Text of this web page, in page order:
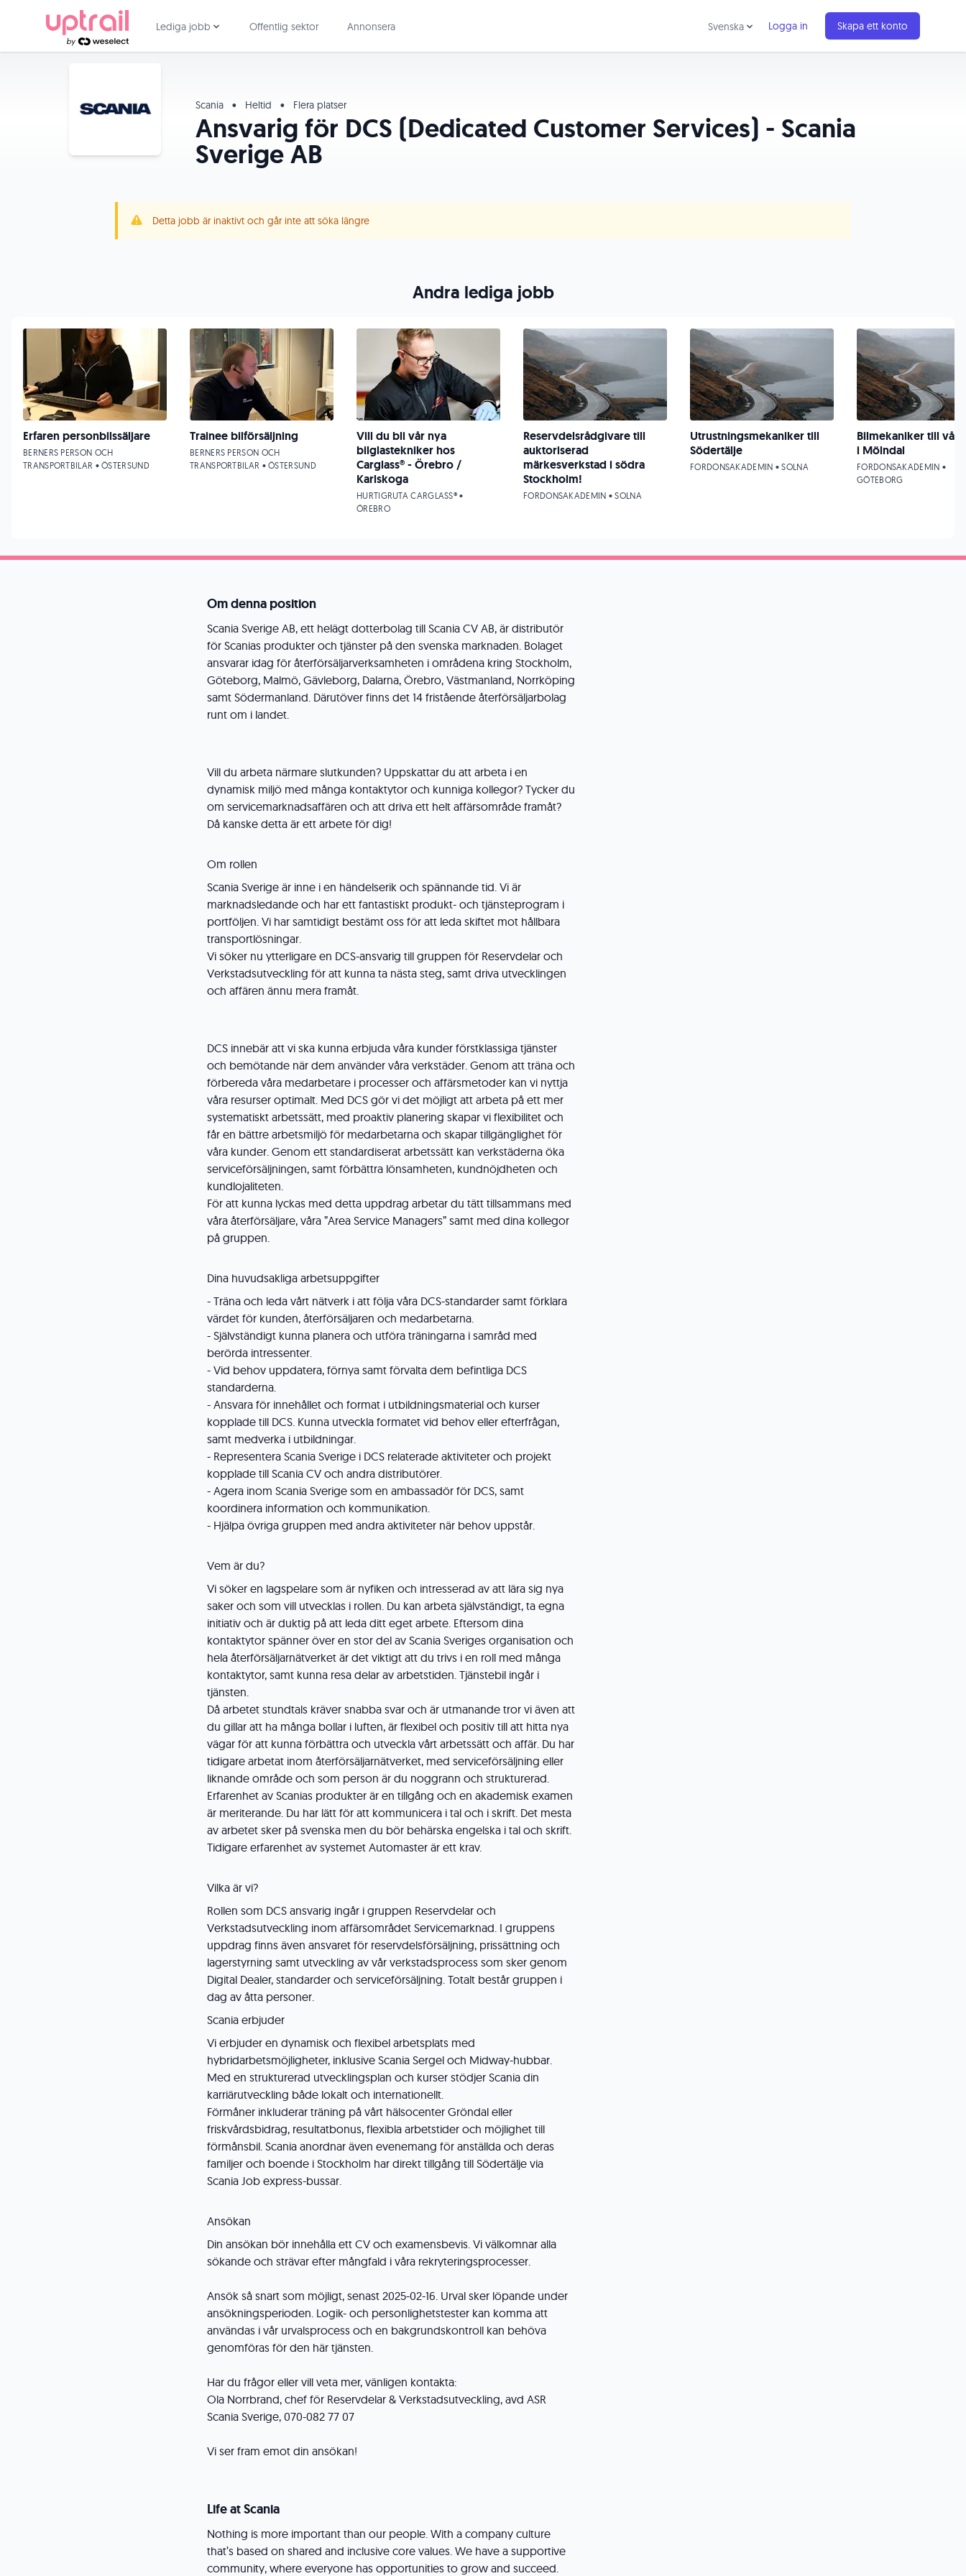
Lediga jobb Offentlig sektor Annonsera Svenska Logga in Skapa ett konto
Scania • Heltid • Flera platser
Ansvarig för DCS (Dedicated Customer Services) - Scania
Sverige AB
Detta jobb är inaktivt och går inte att söka längre
Om denna position
Scania Sverige AB, ett helägt dotterbolag till Scania CV AB, är distributör
för Scanias produkter och tjänster på den svenska marknaden. Bolaget
ansvarar idag för återförsäljarverksamheten i områdena kring Stockholm,
Göteborg, Malmö, Gävleborg, Dalarna, Örebro, Västmanland, Norrköping
samt Södermanland. Därutöver finns det 14 fristående återförsäljarbolag
runt om i landet.
Vill du arbeta närmare slutkunden? Uppskattar du att arbeta i en
dynamisk miljö med många kontaktytor och kunniga kollegor? Tycker du
om servicemarknadsaffären och att driva ett helt affärsområde framåt?
Då kanske detta är ett arbete för dig!
Om rollen
Scania Sverige är inne i en händelserik och spännande tid. Vi är
marknadsledande och har ett fantastiskt produkt- och tjänsteprogram i
portföljen. Vi har samtidigt bestämt oss för att leda skiftet mot hållbara
transportlösningar.
Vi söker nu ytterligare en DCS-ansvarig till gruppen för Reservdelar och
Verkstadsutveckling för att kunna ta nästa steg, samt driva utvecklingen
och affären ännu mera framåt.
DCS innebär att vi ska kunna erbjuda våra kunder förstklassiga tjänster
och bemötande när dem använder våra verkstäder. Genom att träna och
förbereda våra medarbetare i processer och affärsmetoder kan vi nyttja
våra resurser optimalt. Med DCS gör vi det möjligt att arbeta på ett mer
systematiskt arbetssätt, med proaktiv planering skapar vi flexibilitet och
får en bättre arbetsmiljö för medarbetarna och skapar tillgänglighet för
våra kunder. Genom ett standardiserat arbetssätt kan verkstäderna öka
serviceförsäljningen, samt förbättra lönsamheten, kundnöjdheten och
kundlojaliteten.
För att kunna lyckas med detta uppdrag arbetar du tätt tillsammans med
våra återförsäljare, våra ”Area Service Managers” samt med dina kollegor
på gruppen.
Dina huvudsakliga arbetsuppgifter
- Träna och leda vårt nätverk i att följa våra DCS-standarder samt förklara
värdet för kunden, återförsäljaren och medarbetarna.
- Självständigt kunna planera och utföra träningarna i samråd med
berörda intressenter.
- Vid behov uppdatera, förnya samt förvalta dem befintliga DCS
standarderna.
- Ansvara för innehållet och format i utbildningsmaterial och kurser
kopplade till DCS. Kunna utveckla formatet vid behov eller efterfrågan,
samt medverka i utbildningar.
- Representera Scania Sverige i DCS relaterade aktiviteter och projekt
kopplade till Scania CV och andra distributörer.
- Agera inom Scania Sverige som en ambassadör för DCS, samt
koordinera information och kommunikation.
- Hjälpa övriga gruppen med andra aktiviteter när behov uppstår.
Vem är du?
Vi söker en lagspelare som är nyfiken och intresserad av att lära sig nya
saker och som vill utvecklas i rollen. Du kan arbeta självständigt, ta egna
initiativ och är duktig på att leda ditt eget arbete. Eftersom dina
kontaktytor spänner över en stor del av Scania Sveriges organisation och
hela återförsäljarnätverket är det viktigt att du trivs i en roll med många
kontaktytor, samt kunna resa delar av arbetstiden. Tjänstebil ingår i
tjänsten.
Då arbetet stundtals kräver snabba svar och är utmanande tror vi även att
du gillar att ha många bollar i luften, är flexibel och positiv till att hitta nya
vägar för att kunna förbättra och utveckla vårt arbetssätt och affär. Du har
tidigare arbetat inom återförsäljarnätverket, med serviceförsäljning eller
liknande område och som person är du noggrann och strukturerad.
Erfarenhet av Scanias produkter är en tillgång och en akademisk examen
är meriterande. Du har lätt för att kommunicera i tal och i skrift. Det mesta
av arbetet sker på svenska men du bör behärska engelska i tal och skrift.
Tidigare erfarenhet av systemet Automaster är ett krav.
Vilka är vi?
Rollen som DCS ansvarig ingår i gruppen Reservdelar och
Verkstadsutveckling inom affärsområdet Servicemarknad. I gruppens
uppdrag finns även ansvaret för reservdelsförsäljning, prissättning och
lagerstyrning samt utveckling av vår verkstadsprocess som sker genom
Digital Dealer, standarder och serviceförsäljning. Totalt består gruppen i
dag av åtta personer.
Scania erbjuder
Vi erbjuder en dynamisk och flexibel arbetsplats med
hybridarbetsmöjligheter, inklusive Scania Sergel och Midway-hubbar.
Med en strukturerad utvecklingsplan och kurser stödjer Scania din
karriärutveckling både lokalt och internationellt.
Förmåner inkluderar träning på vårt hälsocenter Gröndal eller
friskvårdsbidrag, resultatbonus, flexibla arbetstider och möjlighet till
förmånsbil. Scania anordnar även evenemang för anställda och deras
familjer och boende i Stockholm har direkt tillgång till Södertälje via
Scania Job express-bussar.
Ansökan
Din ansökan bör innehålla ett CV och examensbevis. Vi välkomnar alla
sökande och strävar efter mångfald i våra rekryteringsprocesser.
Ansök så snart som möjligt, senast 2025-02-16. Urval sker löpande under
ansökningsperioden. Logik- och personlighetstester kan komma att
användas i vår urvalsprocess och en bakgrundskontroll kan behöva
genomföras för den här tjänsten.
Har du frågor eller vill veta mer, vänligen kontakta:
Ola Norrbrand, chef för Reservdelar & Verkstadsutveckling, avd ASR
Scania Sverige, 070-082 77 07
Vi ser fram emot din ansökan!
Life at Scania
Nothing is more important than our people. With a company culture
that’s based on shared and inclusive core values. We have a supportive
community, where everyone has opportunities to grow and succeed.
Andra lediga jobb
Erfaren personbilssäljare
BERNERS PERSON OCH
TRANSPORTBILAR • ÖSTERSUND
Trainee bilförsäljning
BERNERS PERSON OCH
TRANSPORTBILAR • ÖSTERSUND
Vill du bli vår nya
bilglastekniker hos
Carglass® - Örebro /
Karlskoga
HURTIGRUTA CARGLASS® •
ÖREBRO
Reservdelsrådgivare till
auktoriserad
märkesverkstad i södra
Stockholm!
FORDONSAKADEMIN • SOLNA
Utrustningsmekaniker till
Södertälje
FORDONSAKADEMIN • SOLNA
Bilmekaniker till vår
i Mölndal
FORDONSAKADEMIN •
GÖTEBORG